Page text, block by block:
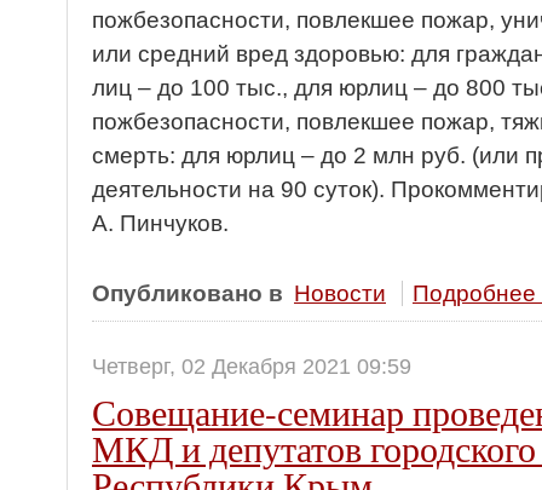
пожбезопасности, повлекшее пожар,
или средний вред здоровью: для
лиц – до 100 тыс., для юрлиц – до 800
пожбезопасности, повлекшее пожар,
смерть: для юрлиц – до 2 млн руб. (или
деятельности на 90 суток).
А. Пинчуков.
Опубликовано в Новости Подробнее
Четверг, 02 Декабря 2021 09:59
Совещание-семинар
МКД и депутатов